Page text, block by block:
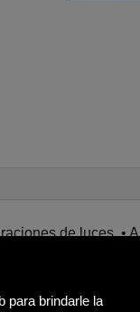
de luces. •
• Incluye
para brindarle la